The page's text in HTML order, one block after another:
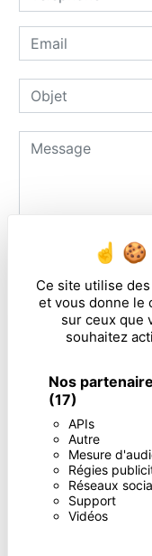
Ce site utilise
et vous donne le
sur ceux que
souhaitez
Nos
(17)
APIs
Autre
Mesure
Régies
Réseaux
Support
Vidéos
En cochant
particulières ci-
** Les données
de vous contacter. Elles
traitants. Vous disposez
de portabilité, de
consentement à tout
auprès d’une autorité
données post-mortem.
ou par courrier
demandé. Nous
de contact puis pendant